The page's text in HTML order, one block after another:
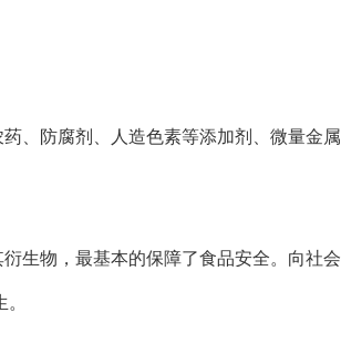
、防腐剂、人造色素等添加剂、微量金属
生物，最基本的保障了食品安全。向社会